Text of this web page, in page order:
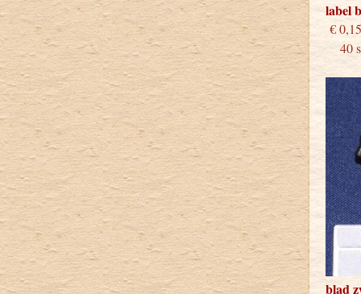
label
40
blad